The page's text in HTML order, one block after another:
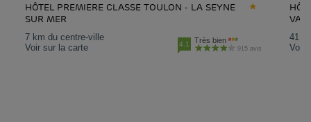
HÔTEL PREMIERE CLASSE TOULON - LA SEYNE
SUR MER
7 km du centre-ville
Voir sur la carte
4.1 Très bien
915 avis
41.8
Voir